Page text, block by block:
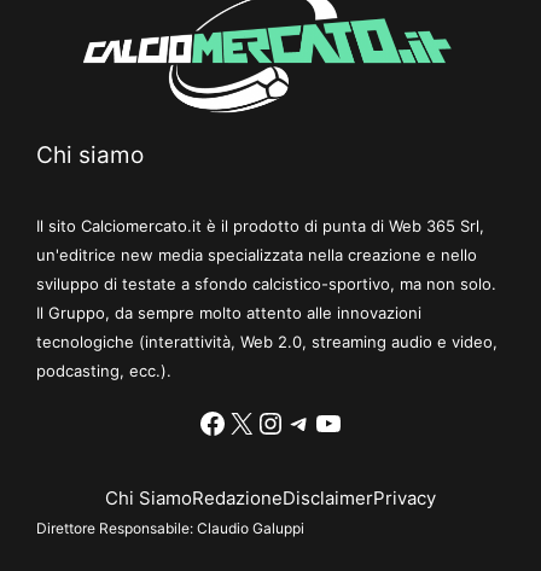
Chi siamo
Il sito Calciomercato.it è il prodotto di punta di Web 365 Srl,
un'editrice new media specializzata nella creazione e nello
sviluppo di testate a sfondo calcistico-sportivo, ma non solo.
Il Gruppo, da sempre molto attento alle innovazioni
tecnologiche (interattività, Web 2.0, streaming audio e video,
podcasting, ecc.).
Facebook
X Instagram
Telegram
YouTube
Chi SiamoRedazioneDisclaimerPrivacy
Direttore Responsabile: Claudio Galuppi